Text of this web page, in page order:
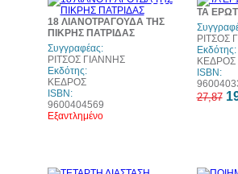
10%
έκπτωση
18 ΛΙΑΝΟΤΡΑΓΟΥΔΑ ΤΗΣ
ΠΙΚΡΗΣ ΠΑΤΡΙΔΑΣ
Συγγραφέας:
ΡΙΤΣΟΣ ΓΙΑΝΝΗΣ
Εκδότης:
ΚΕΔΡΟΣ
ISBN:
9600404569
Εξαντλημένο
ΤΑ
ΡΙΤΣΟΣ
Εκδότης:
ΚΕΔΡΟΣ
ISBN:
27,87